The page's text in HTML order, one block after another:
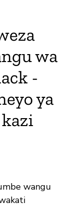
wa
-
ya
wangu